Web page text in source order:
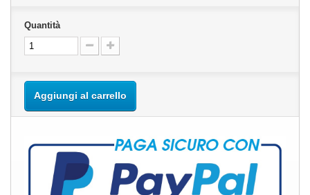
Quantità
Aggiungi al carrello